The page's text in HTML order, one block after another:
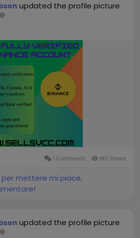
updated the profile picture
1 Commenti 180 Views
mettere mi piace,
updated the profile picture